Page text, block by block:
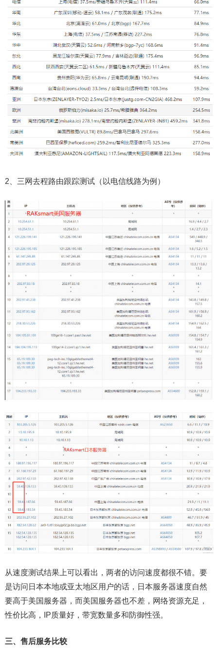
2、三网去程路由跟踪测试（以电信线路为例）
从速度测试结果上可以看出，两者的访问速度都很不错。要
是访问日本本地或亚太地区用户的话，日本服务器速度自然
要高于美国服务器，而美国服务器也不差，网络资源充足，
性价比高，IP质量好，带宽数量多和防御性强。
三、售后服务比较